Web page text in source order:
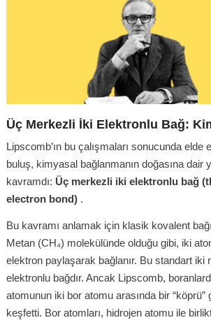
Üç Merkezli İki Elektronlu Bağ:
Lipscomb’ın bu çalışmaları sonucunda elde
buluş, kimyasal bağlanmanın doğasına dair
kavramdı: Üç merkezli iki elektronlu bağ
electron bond) .
Bu kavramı anlamak için klasik kovalent
Metan (CH₄) molekülünde olduğu gibi, iki
elektron paylaşarak bağlanır. Bu standart iki
elektronlu bağdır. Ancak Lipscomb,
atomunun iki bor atomu arasında bir “köprü”
keşfetti. Bor atomları, hidrojen atomu ile